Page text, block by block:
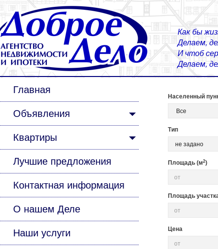
Как бы
Делаем,
И чтоб
Делаем,
Главная
Объявления
Квартиры
Лучшие предложения
Контактная информация
О нашем Деле
Наши услуги
Населенный
Тип
Площадь (м2)
Площадь
Цена